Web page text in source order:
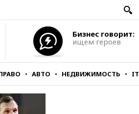
Бизнес говорит:
ищем героев
АВТО НЕДВИЖИМОСТЬ IT